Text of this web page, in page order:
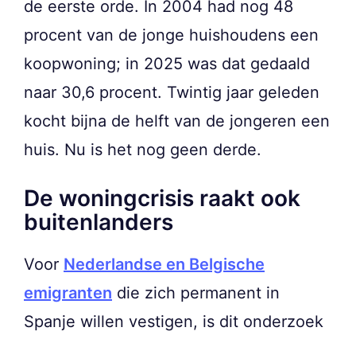
de eerste orde. In 2004 had nog 48
procent van de jonge huishoudens een
koopwoning; in 2025 was dat gedaald
naar 30,6 procent. Twintig jaar geleden
kocht bijna de helft van de jongeren een
huis. Nu is het nog geen derde.
De woningcrisis raakt ook
buitenlanders
Voor Nederlandse en Belgische
emigranten die zich permanent in
Spanje willen vestigen, is dit onderzoek